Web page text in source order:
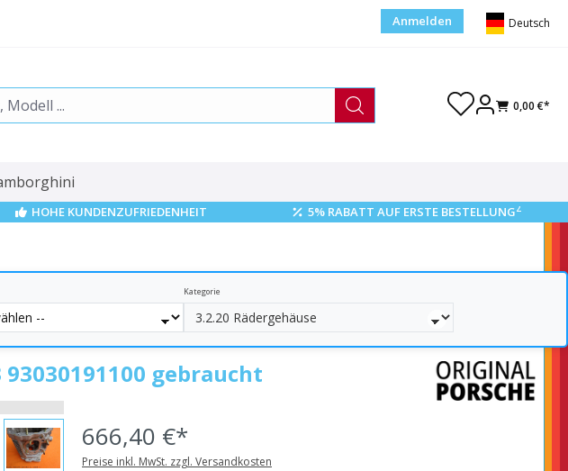
Anmelden Deutsch
0,00 €*
HOHE KUNDENZUFRIEDENHEIT 5% RABATT AUF ERSTE BESTELLUNG2
Kategorie
gebraucht
666,40 €*
Preise inkl. MwSt. zzgl. Versandkosten